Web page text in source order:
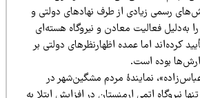
زیادی از طرف نهادهای دولتی و
فعالیت معادن و نیروگاه هسته‌ای
اما عمده اظهارنظرهای دولتی بر
بوده است.
نمایندۀ مردم مشگین‌شهر در